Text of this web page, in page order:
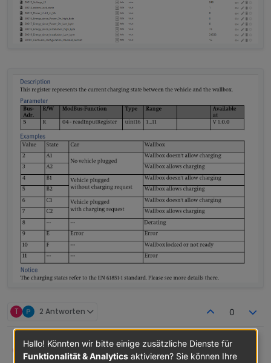
T 2 Antworten 0
ttoebbe @nitrox9
Hallo! Könnten wir bitte einige zusätzliche Dienste für
Funktionalität & Analytics aktivieren? Sie können Ihre